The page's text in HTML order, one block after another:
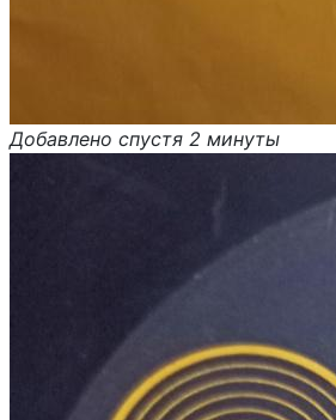
Добавлено спустя 2 минуты